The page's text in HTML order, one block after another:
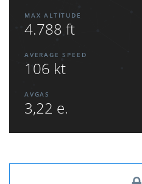
MAX ALTITUDE
4.788 ft
AVERAGE SPEED
106 kt
AVGAS
3,22 e.